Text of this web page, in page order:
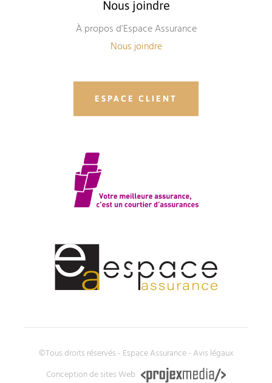
Nous joindre
À propos d’Espace Assurance
Nous joindre
ESPACE CLIENT
©Tous droits réservés - Espace Assurance - Avis légaux
Conception de sites Web